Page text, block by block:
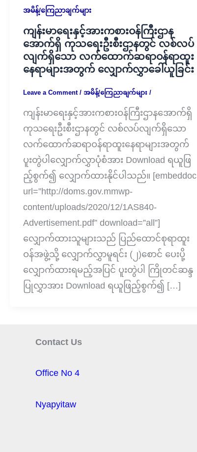
အမိန့်/ကြေညာချက်များ
ကျန်းမာရေးနှင့်အားကစားဝန်ကြီးဌာန
အောက်ရှိ ကုသရေးဦးစီးဌာနတွင် လစ်လပ်
လျက်ရှိသော လက်ထောက်ဆရာဝန်ရာထူး
နေရာများအတွက် လျှောက်လွှာခေါ်ယူခြင်း
Leave a Comment / အမိန့်/ကြေညာချက်များ /
ကျန်းမာရေးနှင့်အားကစားဝန်ကြီးဌာနအောက်ရှိ
ကုသရေးဦးစီးဌာနတွင် လစ်လပ်လျက်ရှိသော
လက်ထောက်ဆရာဝန်ရာထူးနေရာများအတွက်
ပူးတွဲပါလျှောက်လွှာပုံစံအား Download ရယူဖြ
ည့်စွက်၍ လျှောက်ထားနိုင်ပါသည်။ [embeddoc
url=”http://doms.gov.mmwp-
content/uploads/2020/12/1AS840-
Advertisement.pdf” download=”all”]
လျှောက်ထားသူများသည် ပြည်ထောင်စုရာထူး
ဝန်အဖွဲ့သို့ လျှောက်လွှာမူရင်း (၂)စောင် ပေးပို့
လျှောက်ထားရမည့်အပြင် ပူးတွဲပါ ကြိုတင်ဆန္ဒ
ပြုလွှာအား Download ရယူဖြည့်စွက်၍ […]
Contact Us
Office No 4
Nyapyitaw